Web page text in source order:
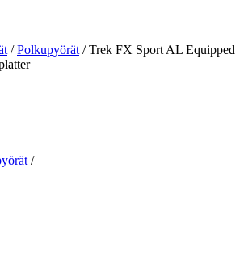
/Polkupyörät / Trek FX Sport AL Equipped